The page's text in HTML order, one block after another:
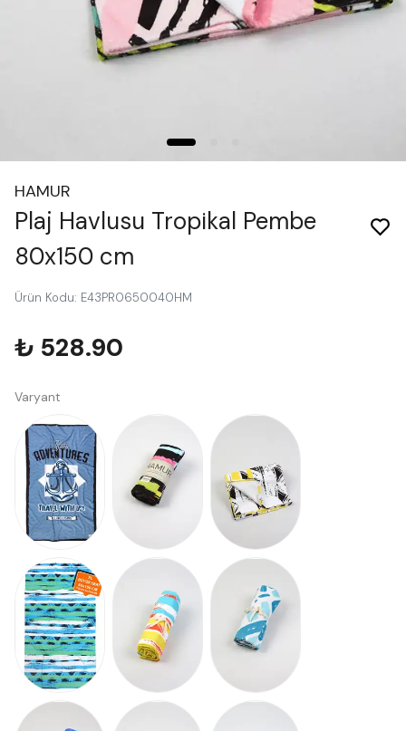
HAMUR
Plaj Havlusu Tropikal Pembe
80x150 cm
Ürün Kodu: E43PR0650040HM
₺ 528.90
Varyant